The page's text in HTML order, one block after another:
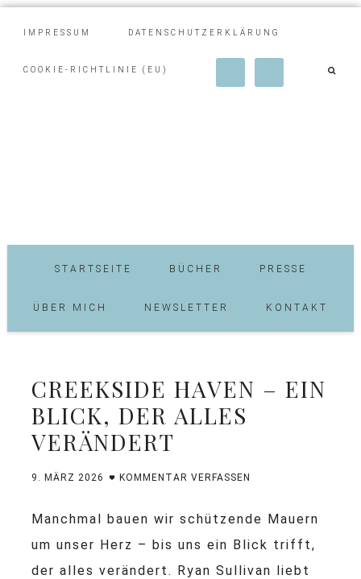
IMPRESSUM DATENSCHUTZERKLÄRUNG
COOKIE-RICHTLINIE (EU)
STARTSEITE BÜCHER PRESSE
ÜBER MICH NEWSLETTER KONTAKT
CREEKSIDE HAVEN – EIN
BLICK, DER ALLES
VERÄNDERT
9. MÄRZ 2026 KOMMENTAR VERFASSEN
Manchmal bauen wir schützende Mauern
um unser Herz – bis uns ein Blick trifft,
der alles verändert. Ryan Sullivan liebt